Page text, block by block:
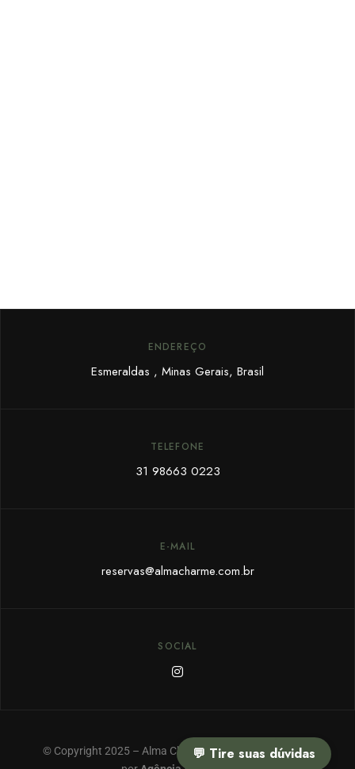
ENDEREÇO
Esmeraldas , Minas Gerais, Brasil
TELEFONE
31 98663 0223
E-MAIL
reservas@almacharme.com.br
SOCIAL
© Copyright 2025 – Alma Charme & SPA – Feito com ❤
💬 Tire suas dúvidas